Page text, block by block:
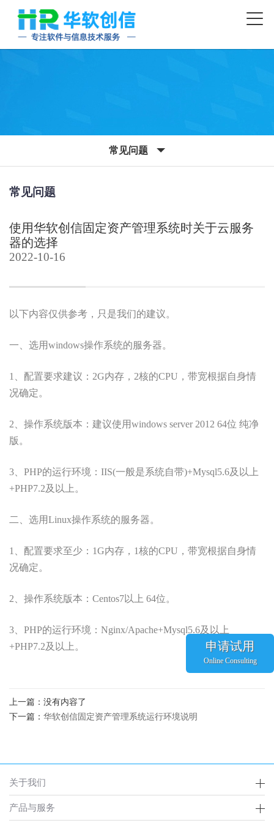
常见问题
常见问题
使用华软创信固定资产管理系统时关于云服务
器的选择
2022-10-16
以下内容仅供参考，只是我们的建议。
一、选用windows操作系统的服务器。
1、配置要求建议：2G内存，2核的CPU，带宽根据自身情
况确定。
2、操作系统版本：建议使用windows server 2012 64位 纯净
版。
3、PHP的运行环境：IIS(一般是系统自带)+Mysql5.6及以上
+PHP7.2及以上。
二、选用Linux操作系统的服务器。
1、配置要求至少：1G内存，1核的CPU，带宽根据自身情
况确定。
2、操作系统版本：Centos7以上 64位。
3、PHP的运行环境：Nginx/Apache+Mysql5.6及以上
+PHP7.2及以上。
上一篇：没有内容了
下一篇： 华软创信固定资产管理系统运行环境说明
关于我们
产品与服务
申请试用
Online Consulting